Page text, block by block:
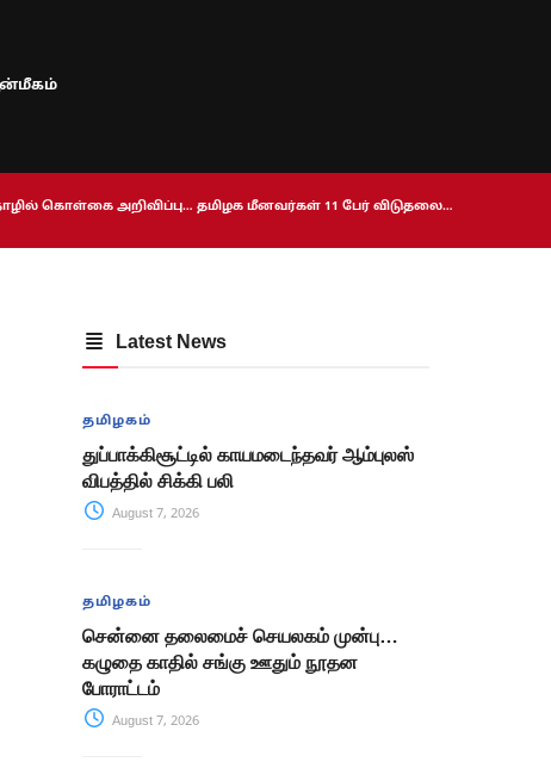
கொள்கை அறிவிப்பு… தமிழக மீனவர்கள் 11 பேர் விடுதலை…
Latest News
தமிழகம்
துப்பாக்கிசூட்டில் காயமடைந்தவர் ஆம்புலஸ்
விபத்தில் சிக்கி பலி
August 7, 2026
தமிழகம்
சென்னை தலைமைச் செயலகம் முன்பு…
கழுதை காதில் சங்கு ஊதும் நூதன
போராட்டம்
August 7, 2026